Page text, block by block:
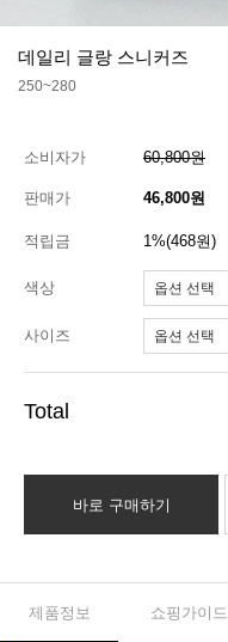
데일리 글랑 스니커즈
250~280
소비자가 60,800원
판매가 46,800원
적립금 1%(468원)
색상
사이즈
바로 구매하기
제품정보 쇼핑가이드